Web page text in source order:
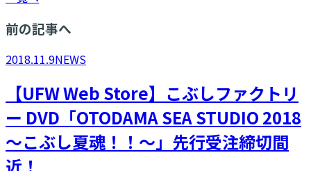
前の記事へ
2018.11.9NEWS
​【UFW Web Store】こぶしファクトリ
ー DVD「OTODAMA SEA STUDIO 2018
～こぶし夏魂！！～」先行受注締切間
近！